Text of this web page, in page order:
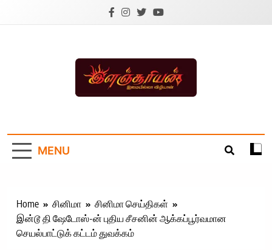
Tamil News |
Health | Tamil
Technology |
Sports News
MENU
Home சினிமா
சினிமா செய்திகள்
இன்டூ தி ஷேடோஸ்-ன் புதிய சீசனின் ஆக்கப்பூர்வமான
செயல்பாட்டுக் கட்டம் துவக்கம்